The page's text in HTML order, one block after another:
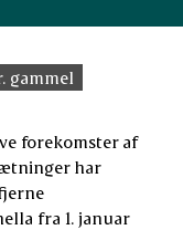
gammel
forekomster af
har
fra 1. januar